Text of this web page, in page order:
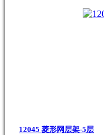
12045 菱形网层架-5层